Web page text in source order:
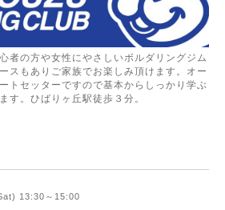
者の方や女性にやさしいボルダリングジム
スもありご家族でお楽しみ頂けます。オー
トセッターですので基本からしっかり学ぶ
す。ひばりヶ丘駅徒歩３分。
13:30～15:00